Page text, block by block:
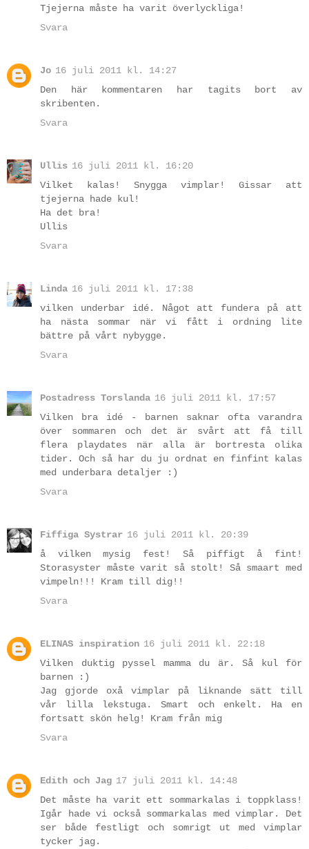
Tjejerna måste ha varit överlyckliga!
Svara
Jo 16 juli 2011 kl. 14:27
Den här kommentaren har tagits bort av
skribenten.
Svara
Ullis 16 juli 2011 kl. 16:20
Vilket kalas! Snygga vimplar! Gissar att
tjejerna hade kul!
Ha det bra!
Ullis
Svara
Linda 16 juli 2011 kl. 17:38
vilken underbar idé. Något att fundera på att
ha nästa sommar när vi fått i ordning lite
bättre på vårt nybygge.
Svara
Postadress Torslanda 16 juli 2011 kl. 17:57
Vilken bra idé - barnen saknar ofta varandra
över sommaren och det är svårt att få till
flera playdates när alla är bortresta olika
tider. Och så har du ju ordnat en finfint kalas
med underbara detaljer :)
Svara
Fiffiga Systrar 16 juli 2011 kl. 20:39
å vilken mysig fest! Så piffigt å fint!
Storasyster måste varit så stolt! Så smaart med
vimpeln!!! Kram till dig!!
Svara
ELINAS inspiration 16 juli 2011 kl. 22:18
Vilken duktig pyssel mamma du är. Så kul för
barnen :)
Jag gjorde oxå vimplar på liknande sätt till
vår lilla lekstuga. Smart och enkelt. Ha en
fortsatt skön helg! Kram från mig
Svara
Edith och Jag 17 juli 2011 kl. 14:48
Det måste ha varit ett sommarkalas i toppklass!
Igår hade vi också sommarkalas med vimplar. Det
ser både festligt och somrigt ut med vimplar
tycker jag.